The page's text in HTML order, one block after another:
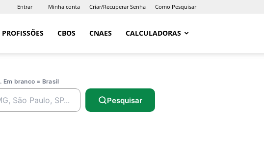
Entrar Minha conta Criar/Recuperar Senha Como Pesquisar
PROFISSÕES CBOS CNAES CALCULADORAS
. Em branco = Brasil
Pesquisar